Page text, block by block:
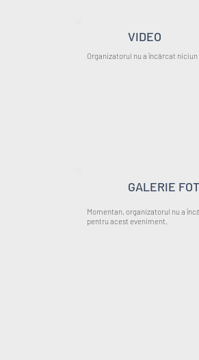
VIDEO
Organizatorul nu a încărcat
GALERIE
Momentan, organizatorul nu a
pentru acest eveniment.